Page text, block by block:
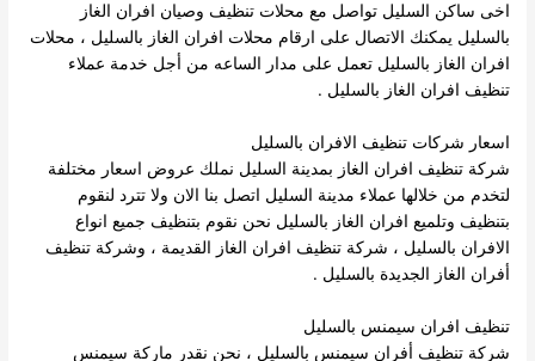
اخى ساكن السليل تواصل مع محلات تنظيف وصيان افران الغاز
بالسليل يمكنك الاتصال على ارقام محلات افران الغاز بالسليل ، محلات
افران الغاز بالسليل تعمل على مدار الساعه من أجل خدمة عملاء
تنظيف افران الغاز بالسليل .
اسعار شركات تنظيف الافران بالسليل
شركة تنظيف افران الغاز بمدينة السليل نملك عروض اسعار مختلفة
لتخدم من خلالها عملاء مدينة السليل اتصل بنا الان ولا تترد لنقوم
بتنظيف وتلميع افران الغاز بالسليل نحن نقوم بتنظيف جميع انواع
الافران بالسليل ، شركة تنظيف افران الغاز القديمة ، وشركة تنظيف
أفران الغاز الجديدة بالسليل .
تنظيف افران سيمنس بالسليل
شركة تنظيف أفران سيمنس بالسليل ، نحن نقدر ماركة سيمنس